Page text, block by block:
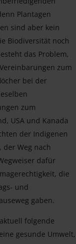
Plantagen
sind aber kein
Biodiversität noch
das Problem,
zum
bei der
zum
USA und Kanada
der Indigenen
der Weg nach
dafür
die
und
gaben.
folgende
gesunde Umwelt,